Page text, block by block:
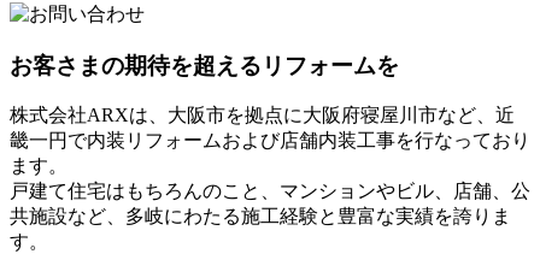
お客さまの期待を超えるリフォームを
株式会社ARXは、大阪市を拠点に大阪府寝屋川市など、近
畿一円で内装リフォームおよび店舗内装工事を行なっており
ます。
戸建て住宅はもちろんのこと、マンションやビル、店舗、公
共施設など、多岐にわたる施工経験と豊富な実績を誇りま
す。